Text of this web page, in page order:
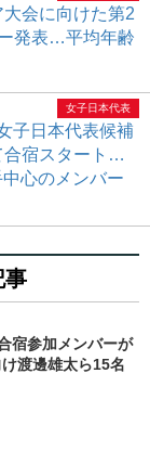
会に向けた第2
発表…平均年齢
子日本代表候補
合宿スタート…
心のメンバー
女子日本代表
事
宿参加メンバーが
渡邊雄太ら15名